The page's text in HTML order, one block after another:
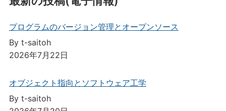
プログラムのバージョン管理とオープンソース
By t-saitoh
2026年7月22日
オブジェクト指向とソフトウェア工学
By t-saitoh